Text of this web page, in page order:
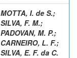
MOTTA, I. de S.;
SILVA, F. M.;
PADOVAN, M. P.;
CARNEIRO, L. F.;
SILVA, E. F. da C.